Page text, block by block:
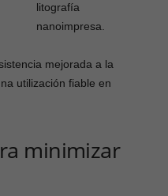
litografía
nanoimpresa.
mejorada a la
utilización fiable en
minimizar